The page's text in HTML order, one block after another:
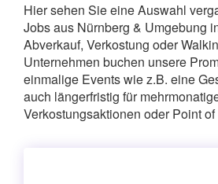
Hier sehen Sie eine Auswahl
Jobs aus Nürnberg & Umgebung
Abverkauf, Verkostung oder
Unternehmen buchen unsere
einmalige Events wie z.B. eine
auch längerfristig für
Verkostungsaktionen oder Point